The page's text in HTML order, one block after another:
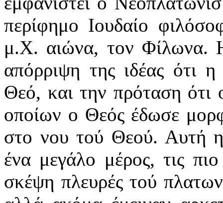
περίφημο Ιουδαίο
μ.Χ. αιώνα, τον Φίλωνα.
απόρριψη της ιδέας ότι
Θεό, και την πρόταση ότι
οποίων ο Θεός έδωσε
στο νου τού Θεού. Αυτή
ένα μεγάλο μέρος, τις πιο
σκέψη πλευρές τού